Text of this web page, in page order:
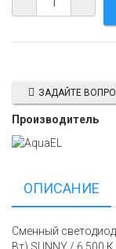
ЗАДАЙТЕ
Производитель
ОПИСАНИЕ
Сменный